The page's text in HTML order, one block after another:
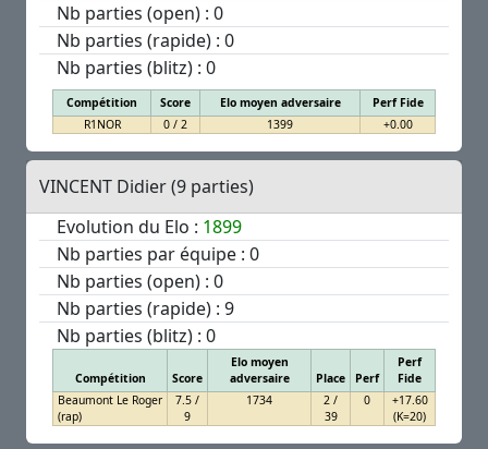
Nb parties (open) : 0
Nb parties (rapide) : 0
Nb parties (blitz) : 0
Compétition Score Elo moyen adversaire
Perf Fide
R1NOR
0 / 2 1399 +0.00
VINCENT Didier (9 parties)
Evolution du Elo : 1899
Nb parties par équipe : 0
Nb parties (open) : 0
Nb parties (rapide) : 9
Nb parties (blitz) : 0
Compétition Score
Elo moyen
adversaire
Place Perf
Perf
Fide
Beaumont Le Roger
(rap)
7.5 /
9
1734
2 /
39
0
+17.60
(K=20)